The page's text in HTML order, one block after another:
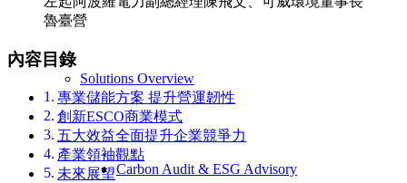
Solutions Overview
Carbon Audit & ESG Advisory
魯臺營
內容目錄
專業儲能方案 提升營運韌性
創新ESCO商業模式
五大效益全面提升企業競爭力
產業領袖觀點
未來展望